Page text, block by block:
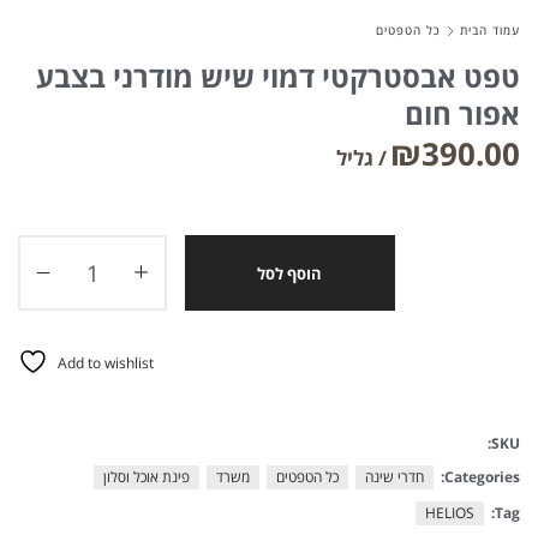
עמוד הבית כל הטפטים
טפט אבסטרקטי דמוי שיש מודרני בצבע
אפור חום
₪390.00
הוסף לסל
Add to wishlist
SKU:
Categories:
חדרי שינה כל הטפטים משרד
פינת אוכל וסלון
Tag:
HELIOS